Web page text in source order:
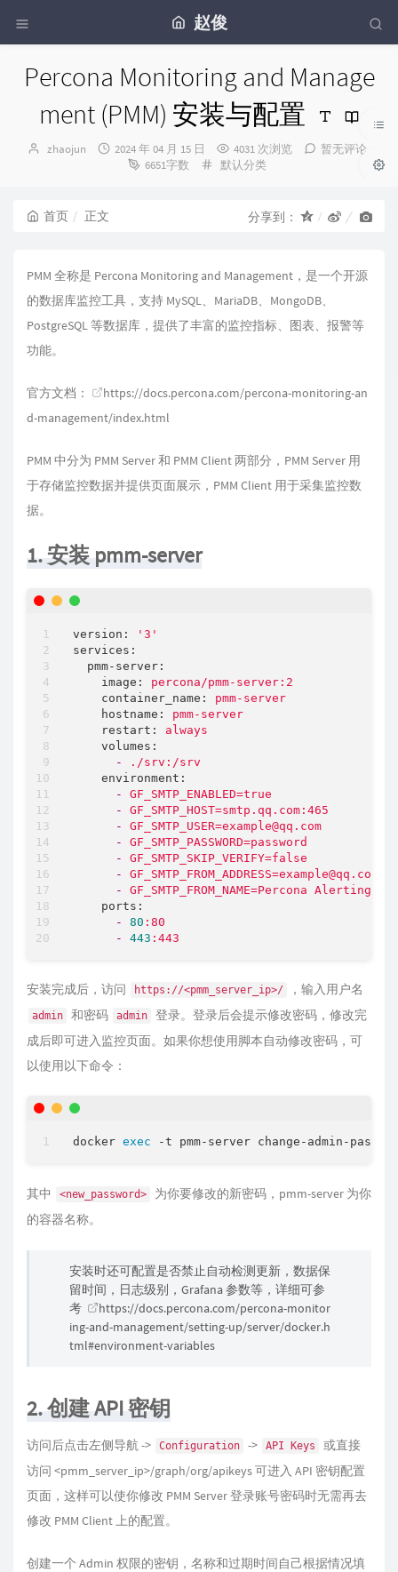
赵俊
Percona Monitoring and Manage
ment (PMM) 安装与配置
博
zhaojun
发
2024 年 04 月 15 日 4031 次浏览
暂无评论
6651字数
分
默认分类
首页 正文 分享到：
PMM 全称是 Percona Monitoring and Management，是一个开源
的数据库监控工具，支持 MySQL、MariaDB、MongoDB、
PostgreSQL 等数据库，提供了丰富的监控指标、图表、报警等
功能。
官方文档：
https://docs.percona.com/percona-monitoring-an
d-management/index.html
PMM 中分为 PMM Server 和 PMM Client 两部分，PMM Server 用
于存储监控数据并提供页面展示，PMM Client 用于采集监控数
据。
1. 安装 pmm-server
version:
'3'
services:
pmm-server:
image:
percona/pmm-server:2
container_name:
pmm-server
hostname:
pmm-server
restart:
always
volumes:
-
./srv:/srv
environment:
-
GF_SMTP_ENABLED=true
-
GF_SMTP_HOST=smtp.qq.com:465
-
GF_SMTP_USER=example@qq.com
-
GF_SMTP_PASSWORD=password
-
GF_SMTP_SKIP_VERIFY=false
-
GF_SMTP_FROM_ADDRESS=example@qq.com
-
GF_SMTP_FROM_NAME=Percona Alerting
ports:
-
80 :80
-
443 :443
安装完成后，访问 https://<pmm_server_ip>/ ，输入用户名
admin 和密码 admin
登录。登录后会提示修改密码，修改完
成后即可进入监控页面。如果你想使用脚本自动修改密码，可
以使用以下命令：
docker exec
其中 <new_password>
为你要修改的新密码，pmm-server 为你
的容器名称。
安装时还可配置是否禁止自动检测更新，数据保
留时间，日志级别，Grafana 参数等，详细可参
考
https://docs.percona.com/percona-monitor
ing-and-management/setting-up/server/docker.h
tml#environment-variables
2. 创建 API 密钥
访问后点击左侧导航 -> Configuration -> API Keys
或直接
访问 <pmm_server_ip>/graph/org/apikeys 可进入 API 密钥配置
页面，这样可以使你修改 PMM Server 登录账号密码时无需再去
修改 PMM Client 上的配置。
创建一个 Admin 权限的密钥，名称和过期时间自己根据情况填